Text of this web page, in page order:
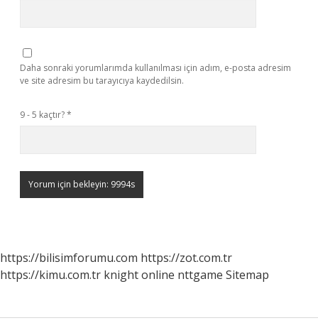
Daha sonraki yorumlarımda kullanılması için adım, e-posta adresim
ve site adresim bu tarayıcıya kaydedilsin.
9 - 5 kaçtır?*
https://bilisimforumu.com https://zot.com.tr
https://kimu.com.tr knight online nttgame Sitemap